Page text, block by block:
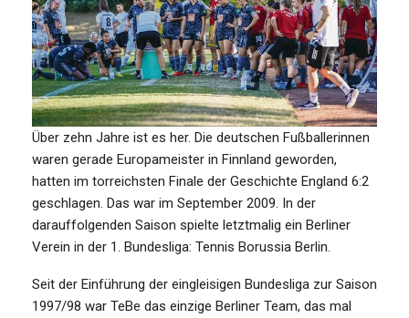
Über zehn Jahre ist es her. Die deutschen Fußballerinnen
waren gerade Europameister in Finnland geworden,
hatten im torreichsten Finale der Geschichte England 6:2
geschlagen. Das war im September 2009. In der
darauffolgenden Saison spielte letztmalig ein Berliner
Verein in der 1. Bundesliga: Tennis Borussia Berlin.
Seit der Einführung der eingleisigen Bundesliga zur Saison
1997/98 war TeBe das einzige Berliner Team, das mal